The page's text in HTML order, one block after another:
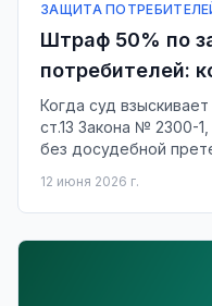
ЗАЩИТА
Штраф 50% по
потребителей:
Когда суд
ст.13 Закона № 2300-
без досудебной
12 июня 2026 г.